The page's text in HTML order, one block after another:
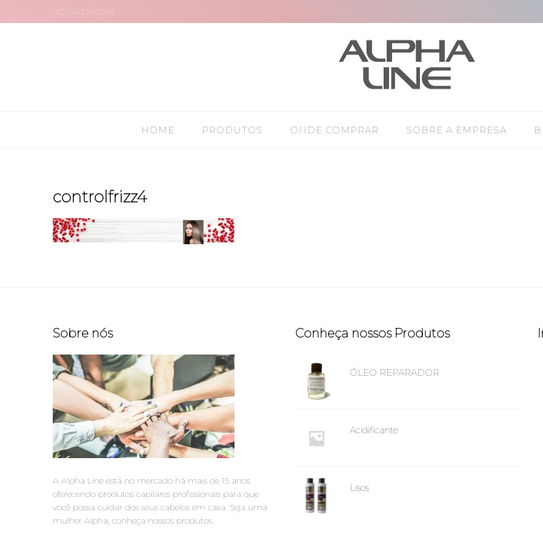
NOSSAS MÍDIAS
HOME PRODUTOS ONDE COMPRAR SOBRE A EMPRESA
controlfrizz4
Sobre nós
A Alpha Line está no mercado há mais de 15 anos
oferecendo produtos capilares profissionais para que
você possa cuidar dos seus cabelos em casa. Seja uma
mulher Alpha, conheça nossos produtos.
Conheça nossos Produtos
ÓLEO REPARADOR
Acidificante
Lisos